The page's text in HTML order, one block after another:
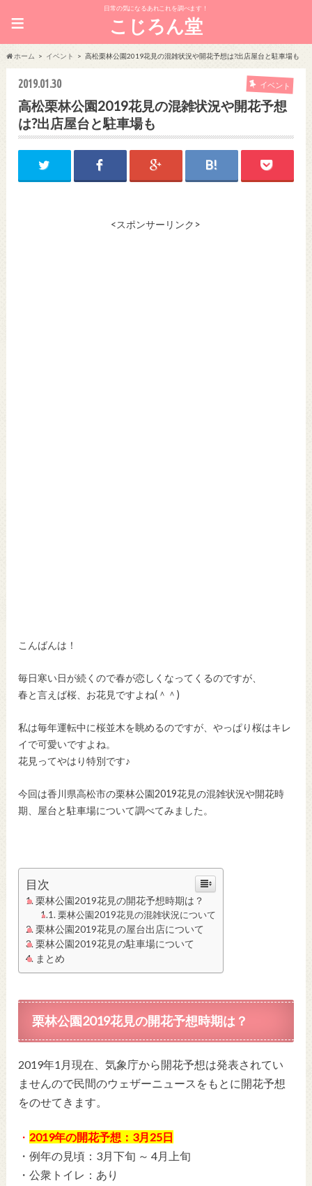
日常の気になるあれこれを調べます！
こじろん堂
≡
ホーム イベント 高松栗林公園2019花見の混雑状況や開花予想は?出店屋台と駐車場も
2019.01.30 イベント
高松栗林公園2019花見の混雑状況や開花予想
は?出店屋台と駐車場も
<スポンサーリンク>
こんばんは！
毎日寒い日が続くので春が恋しくなってくるのですが、
春と言えば桜、お花見ですよね(＾＾)
私は毎年運転中に桜並木を眺めるのですが、やっぱり桜はキレ
イで可愛いですよね。
花見ってやはり特別です♪
今回は香川県高松市の栗林公園2019花見の混雑状況や開花時
期、屋台と駐車場について調べてみました。
目次
栗林公園2019花見の開花予想時期は？
栗林公園2019花見の混雑状況について
栗林公園2019花見の屋台出店について
栗林公園2019花見の駐車場について
まとめ
栗林公園2019花見の開花予想時期は？
2019年1月現在、気象庁から開花予想は発表されてい
ませんので民間のウェザーニュースをもとに開花予想
をのせてきます。
・ 2019年の開花予想：3月25日
・例年の見頃：3月下旬 ～ 4月上旬
・公衆トイレ：あり